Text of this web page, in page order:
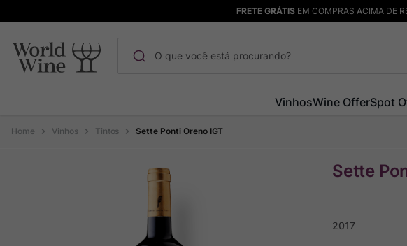
FRETE GRÁTISEM COMPRAS ACIMA DE
VinhosWine OfferSpot
Vinhos Tintos Sette Ponti Oreno IGT
Sette
2017
1º Maçanita
Bodega Garzon